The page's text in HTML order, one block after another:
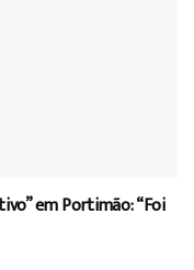
em Portimão: “Foi